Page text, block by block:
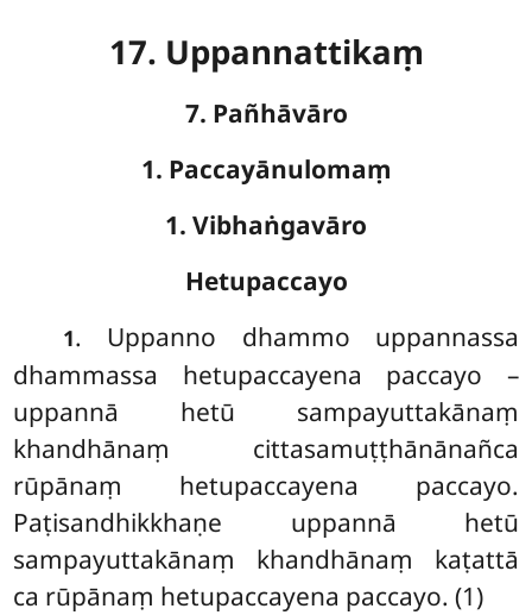
17. Uppannattikaṃ
7. Pañhāvāro
1. Paccayānulomaṃ
1. Vibhaṅgavāro
Hetupaccayo
1. Uppanno dhammo uppannassa
dhammassa hetupaccayena paccayo –
uppannā hetū sampayuttakānaṃ
khandhānaṃ cittasamuṭṭhānānañca
rūpānaṃ hetupaccayena paccayo.
Paṭisandhikkhaṇe uppannā hetū
sampayuttakānaṃ khandhānaṃ kaṭattā
ca rūpānaṃ hetupaccayena paccayo. (1)